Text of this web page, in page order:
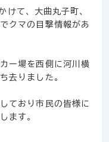
けて、大曲丸子町、
クマの目撃情報があ
ー場を西側に河川横
去りました。
ており市民の皆様に
ます。